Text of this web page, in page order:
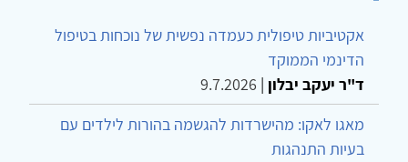
אקטיביות טיפולית כעמדה נפשית של נוכחות בטיפול
הדינמי הממוקד
ד"ר יעקב יבלון |
9.7.2026
מאגו לאקו: מהישרדות להגשמה בהורות לילדים עם
בעיות התנהגות